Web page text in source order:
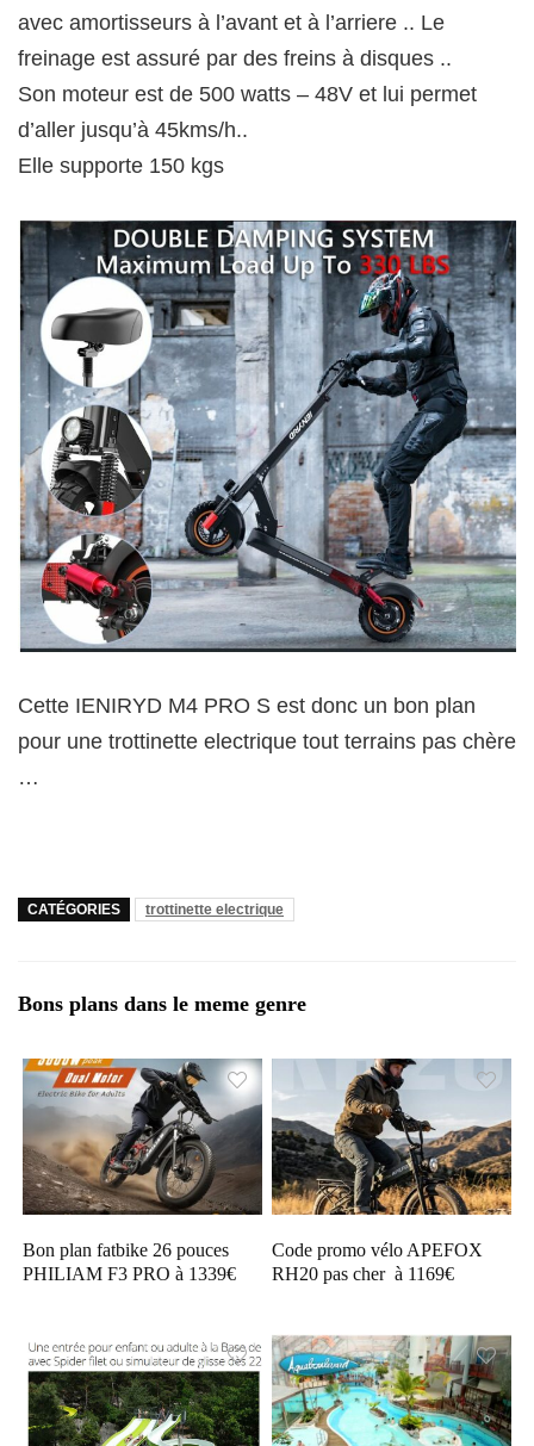
avec amortisseurs à l’avant et à l’arriere .. Le
freinage est assuré par des freins à disques ..
Son moteur est de 500 watts – 48V et lui permet
d’aller jusqu’à 45kms/h..
Elle supporte 150 kgs
Cette IENIRYD M4 PRO S est donc un bon plan
pour une trottinette electrique tout terrains pas chère
…
CATÉGORIES trottinette electrique
Bons plans dans le meme genre
Bon plan fatbike 26 pouces
PHILIAM F3 PRO à 1339€
Code promo vélo APEFOX
RH20 pas cher à 1169€